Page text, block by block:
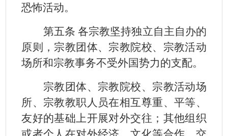
恐怖活动。
第五条 各宗教坚持独立自主自办的
原则，宗教团体、宗教院校、宗教活动
场所和宗教事务不受外国势力的支配。
宗教团体、宗教院校、宗教活动场
所、宗教教职人员在相互尊重、平等、
友好的基础上开展对外交往；其他组织